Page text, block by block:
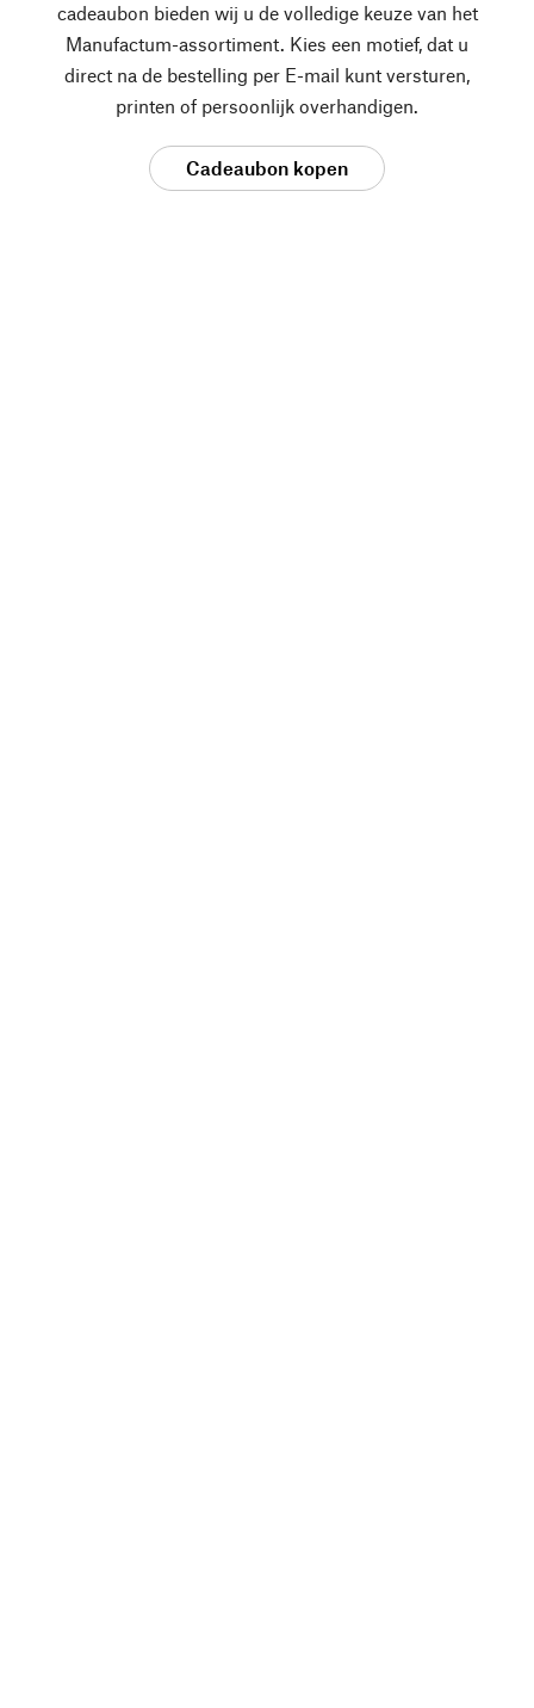
cadeaubon bieden wij u de volledige keuze van het
Manufactum-assortiment. Kies een motief, dat u
direct na de bestelling per E-mail kunt versturen,
printen of persoonlijk overhandigen.
Cadeaubon kopen